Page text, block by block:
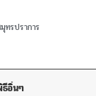
ทรปราการ
อิ่นๆ